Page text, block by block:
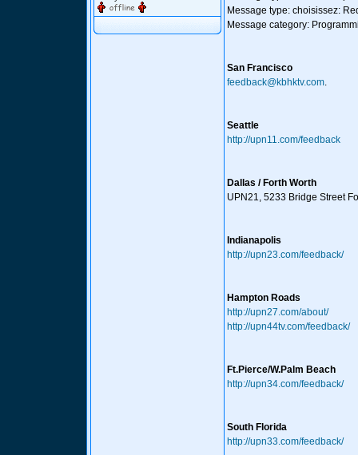
Message type: choisissez:
Message category:
San Francisco
feedback@kbhktv.com.
Seattle
http://upn11.com/feedback
Dallas / Forth Worth
UPN21, 5233 Bridge Street
Indianapolis
http://upn23.com/feedback/
Hampton Roads
http://upn27.com/about/
http://upn44tv.com/feedback/
Ft.Pierce/W.Palm Beach
http://upn34.com/feedback/
South Florida
http://upn33.com/feedback/